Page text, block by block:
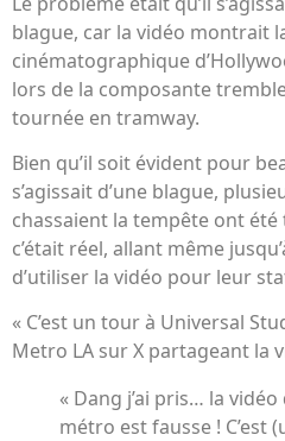
blague, car la vidéo montrait
cinématographique
lors de la composante
tournée en tramway.
Bien qu’il soit évident pour
s’agissait d’une blague,
chassaient la tempête ont
c’était réel, allant même
d’utiliser la vidéo pour leur
« C’est un tour à Universal
Metro LA sur X partageant la
« Dang j’ai pris… la
métro est fausse ! C’est